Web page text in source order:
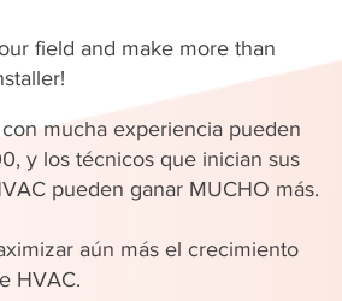
field and make more than
mucha experiencia pueden
y los técnicos que inician sus
pueden ganar MUCHO más.
aún más el crecimiento
HVAC.